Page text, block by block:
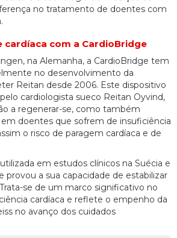
no tratamento de doentes com
cardíaca com a CardioBridge
na Alemanha, a CardioBridge tem
no desenvolvimento da
Reitan desde 2006. Este dispositivo
cardiologista sueco Reitan Oyvind,
a regenerar-se, como também
doentes que sofrem de insuficiência
o risco de paragem cardíaca e de
em estudos clínicos na Suécia e
provou a sua capacidade de estabilizar
se de um marco significativo no
cardíaca e reflete o empenho da
no avanço dos cuidados